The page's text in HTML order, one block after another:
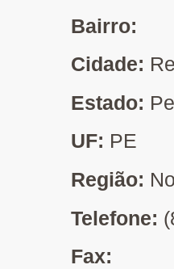
Bairro:
Cidade:
Estado:
UF: PE
Região:
Telefone:
Fax: